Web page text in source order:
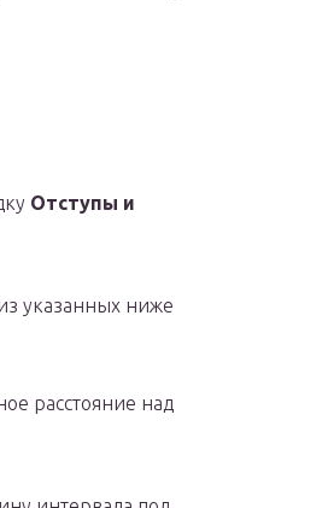
Отступы и
указанных ниже
расстояние над